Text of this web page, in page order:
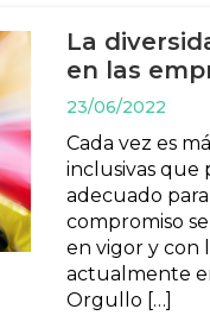
La
en las
23/06/2022
Cada vez es
inclusivas
adecuado
compromiso
en vigor y con
actualmente
Orgullo […]